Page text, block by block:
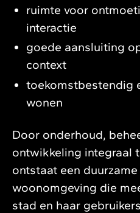
ruimte voor
interactie
goede aansluiting
context
toekomstbestendig
wonen
Door onderhoud,
ontwikkeling integraal
ontstaat een duurzame
woonomgeving die
stad en haar